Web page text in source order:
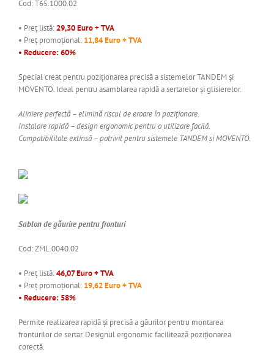
Cod: T65.1000.02
• Preț listă:29,30 Euro + TVA
• Preț promoțional: 11,84 Euro + TVA
• Reducere: 60%
Special creat pentru poziționarea precisă a sistemelor TANDEM și
MOVENTO. Ideal pentru asamblarea rapidă a sertarelor și glisierelor.
Aliniere perfectă – elimină riscul de eroare în poziționare.
Instalare rapidă – design ergonomic pentru o utilizare facilă.
Compatibilitate extinsă – potrivit pentru sistemele TANDEM și MOVENTO.
Sablon de găurire pentru fronturi
Cod: ZML.0040.02
• Preț listă:46,07 Euro + TVA
• Preț promoțional: 19,62 Euro + TVA
• Reducere: 58%
Permite realizarea rapidă și precisă a găurilor pentru montarea
fronturilor de sertar. Designul ergonomic facilitează poziționarea
corectă.